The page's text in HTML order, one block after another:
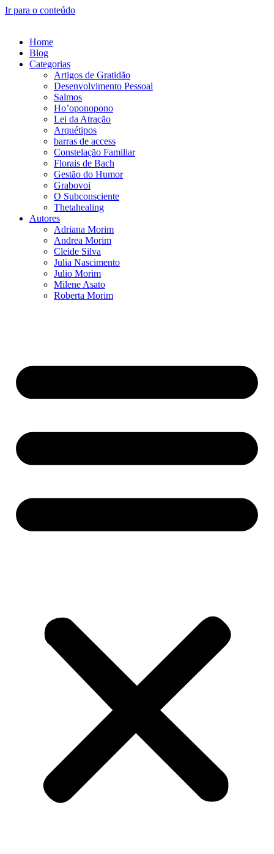
Ir para o conteúdo
Home
Blog
Categorias
Artigos de Gratidão
Desenvolvimento Pessoal
Salmos
Ho’oponopono
Lei da Atração
Arquétipos
barras de access
Constelação Familiar
Florais de Bach
Gestão do Humor
Grabovoi
O Subconsciente
Thetahealing
Autores
Adriana Morim
Andrea Morim
Cleide Silva
Julia Nascimento
Julio Morim
Milene Asato
Roberta Morim